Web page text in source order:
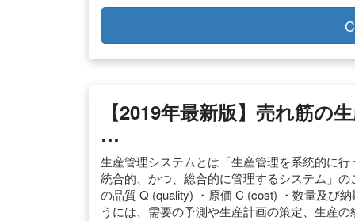
【2019年最新版】売れ筋の
…
生産管理システムとは「生産管理を系統的に
統合的、かつ、総合的に管理するシステム」
の品質 Q (quality) ・原価 C (cost) ・数量及び
うには、需要の予測や生産計画の策定、生産